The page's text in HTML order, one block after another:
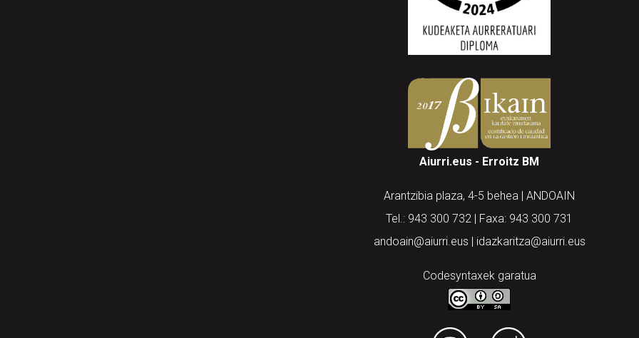
Aiurri.eus - Erroitz BM
Arantzibia plaza, 4-5 behea | ANDOAIN
Tel.: 943 300 732 | Faxa: 943 300 731
andoain@aiurri.eus | idazkaritza@aiurri.eus
Codesyntaxek garatua